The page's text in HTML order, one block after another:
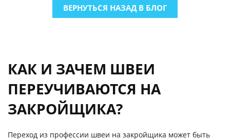
ВЕРНУТЬСЯ НАЗАД В БЛОГ
КАК И ЗАЧЕМ ШВЕИ
ПЕРЕУЧИВАЮТСЯ НА
ЗАКРОЙЩИКА?
Переход из профессии швеи на закройщика может быть